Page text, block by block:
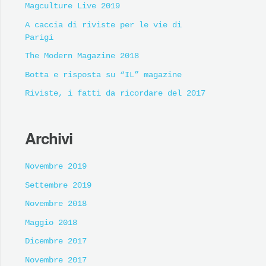
Magculture Live 2019
A caccia di riviste per le vie di
Parigi
The Modern Magazine 2018
Botta e risposta su “IL” magazine
Riviste, i fatti da ricordare del 2017
Archivi
Novembre 2019
Settembre 2019
Novembre 2018
Maggio 2018
Dicembre 2017
Novembre 2017